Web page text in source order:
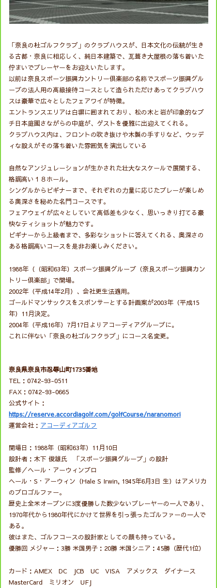
「奈良の杜ゴルフクラブ」のクラブハウスが、日本文化の伝統が生き
る古都・奈良に相応しく、純日本建築で、瓦葺き大屋根の落ち着いた
佇まいでプレーヤーをお迎えいたします。
以前は奈良スポーツ振興カントリー倶楽部の名称でスポーツ振興グル
ープの法人用の高級接待コースとして造られただけあってクラブハウ
スは豪華で広々としたフェアワイが特徴。
エントランスエリアは白塀に囲まれており、松の木と岩が印象的なプ
チ日本庭園さながらの中庭が、ゲストを優雅に出迎えてくれる。
クラブハウス内は、フロントの吹き抜けや木製の手すりなど、ウッデ
ィな設えがその落ち着いた雰囲気を演出している
自然なアンジュレーションが生かされた壮大なスケールで展開する、
格調高い１８ホール。
シングルからビギナーまで、それぞれの力量に応じたプレーが楽しめ
る奥深さを秘めた名門コースです。
フェアウェイが広々としていて高低差も少なく、思いっきり打てる豪
快なティショットが魅力です。
ビギナーから上級者まで、多彩なショットに答えてくれる、奥深さの
ある格調高いコースを是非お楽しみください。
1988年（（昭和63年）スポーツ振興グループ（奈良スポーツ振興カン
トリー倶楽部」で開場。
2002年（平成14年2月）、会社更生法適用。
ゴールドマンサックスをスポンサーとする計画案が2003年（平成15
年）11月決定。
2004年（平成16年）7月17日よりアコーディアグループに。
これに伴ない「奈良の杜ゴルフクラブ」にコース名変更。
奈良県奈良市忍辱山町1735番地
TEL：0742-93-0511
FAX：0742-93-0665
公式サイト：
https://reserve.accordiagolf.com/golfCourse/naranomori
運営会社： アコーディアゴルフ
開場日：1988年（昭和63年）11月10日
設計者：木下 俊雄氏 「スポーツ振興グループ」の設計
監修／ヘール・アーウィンプロ
ヘール・S・アーウィン（Hale S Irwin, 1945年6月3日 生）はアメリカ
のプロゴルファー。
歴史上全米オープンに3度優勝した数少ないプレーヤーの一人であり、
1970年代から1980年代にかけて世界を引っ張ったゴルファーの一人で
ある。
彼はまた、ゴルフコースの設計家としての顔も持っている。
優勝回 メジャー：3勝 米国男子：20勝 米国シニア：45勝（歴代1位）
カード：AMEX DC JCB UC VISA アメックス ダイナース
MasterCard ミリオン UFJ